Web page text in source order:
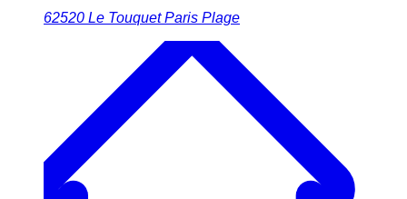
62520 Le Touquet Paris Plage